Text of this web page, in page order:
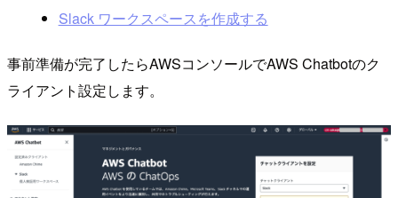
Slack ワークスペースを作成する
事前準備が完了したらAWSコンソールでAWS Chatbotのク
ライアント設定します。